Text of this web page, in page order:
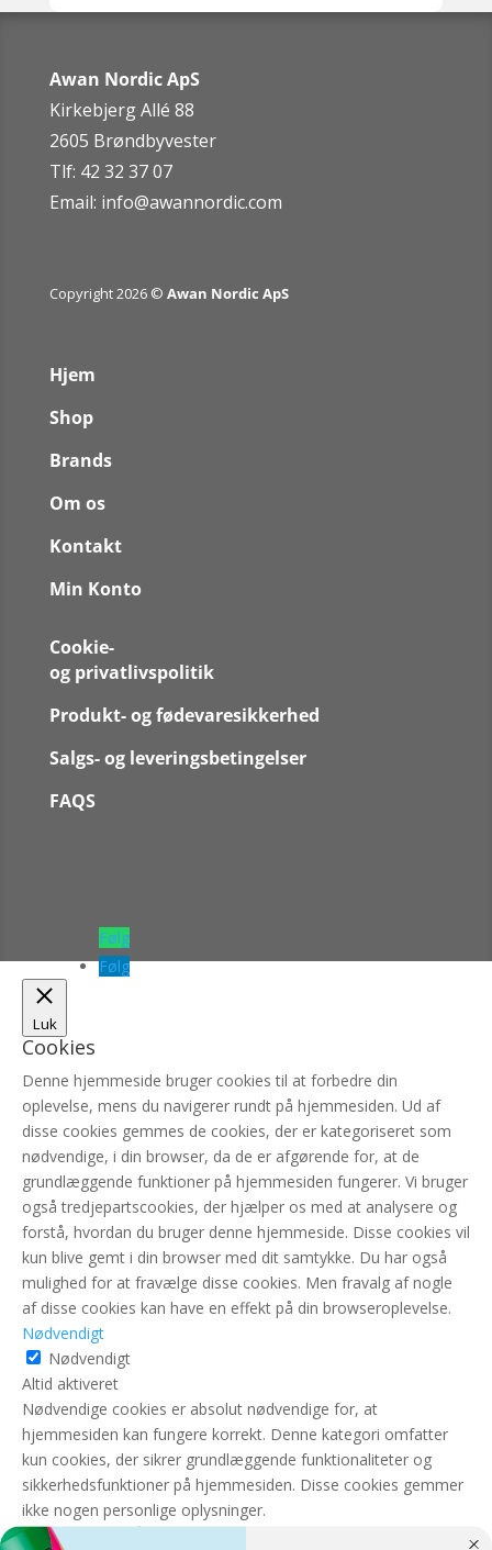
Awan Nordic ApS
Kirkebjerg Allé 88
2605 Brøndbyvester
Tlf: 42 32 37 07
Email: info@awannordic.com
Copyright 2026 © Awan Nordic ApS
Hjem
Shop
Brands
Om os
Kontakt
Min Konto
Cookie-
og privatlivspolitik
Produkt- og fødevaresikkerhed
Salgs- og leveringsbetingelser
FAQS
Følg
Følg
Luk
Cookies
Denne hjemmeside bruger cookies til at forbedre din
oplevelse, mens du navigerer rundt på hjemmesiden. Ud af
disse cookies gemmes de cookies, der er kategoriseret som
nødvendige, i din browser, da de er afgørende for, at de
grundlæggende funktioner på hjemmesiden fungerer. Vi bruger
også tredjepartscookies, der hjælper os med at analysere og
forstå, hvordan du bruger denne hjemmeside. Disse cookies vil
kun blive gemt i din browser med dit samtykke. Du har også
mulighed for at fravælge disse cookies. Men fravalg af nogle
af disse cookies kan have en effekt på din browseroplevelse.
Nødvendigt
Nødvendigt
Altid aktiveret
Nødvendige cookies er absolut nødvendige for, at
hjemmesiden kan fungere korrekt. Denne kategori omfatter
kun cookies, der sikrer grundlæggende funktionaliteter og
sikkerhedsfunktioner på hjemmesiden. Disse cookies gemmer
ikke nogen personlige oplysninger.
GEM & ACCEPTÈR